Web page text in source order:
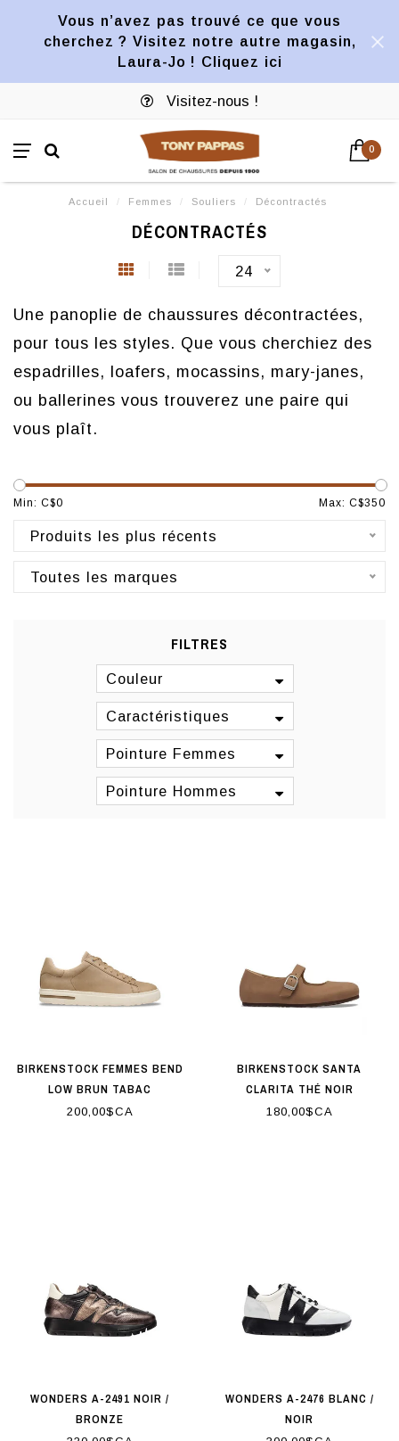
Vous n’avez pas trouvé ce que vous
cherchez ? Visitez notre autre magasin,
Laura-Jo ! Cliquez ici
Visitez-nous !
0
Accueil / Femmes / Souliers / Décontractés
DÉCONTRACTÉS
24
Une panoplie de chaussures décontractées,
pour tous les styles. Que vous cherchiez des
espadrilles, loafers, mocassins, mary-janes,
ou ballerines vous trouverez une paire qui
vous plaît.
Min: C$0 Max: C$350
Produits les plus récents
Toutes les marques
FILTRES
Couleur
Caractéristiques
Pointure Femmes
Pointure Hommes
BIRKENSTOCK FEMMES BEND
LOW BRUN TABAC
200,00$CA
BIRKENSTOCK SANTA
CLARITA THÉ NOIR
180,00$CA
WONDERS A-2491 NOIR /
BRONZE
WONDERS A-2476 BLANC /
NOIR